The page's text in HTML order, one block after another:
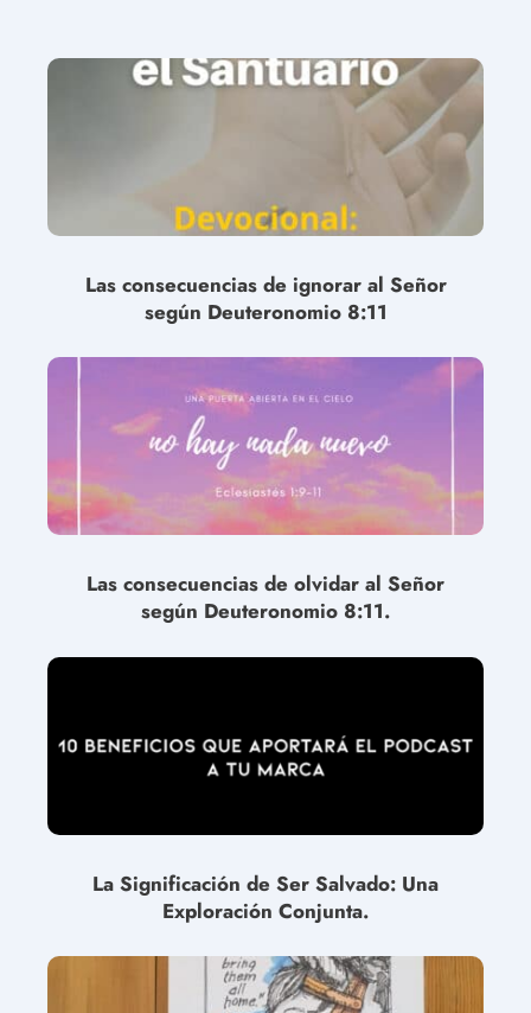
Las consecuencias de ignorar al Señor
según Deuteronomio 8:11
Las consecuencias de olvidar al Señor
según Deuteronomio 8:11.
La Significación de Ser Salvado: Una
Exploración Conjunta.